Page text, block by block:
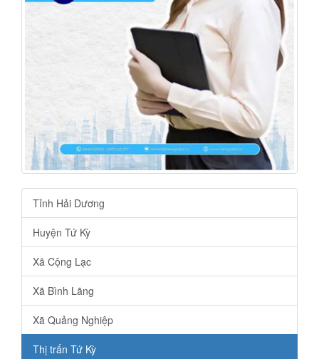
Tỉnh Hải Dương
Huyện Tứ Kỳ
Xã Cộng Lạc
Xã Bình Lãng
Xã Quảng Nghiệp
Thị trấn Tứ Kỳ